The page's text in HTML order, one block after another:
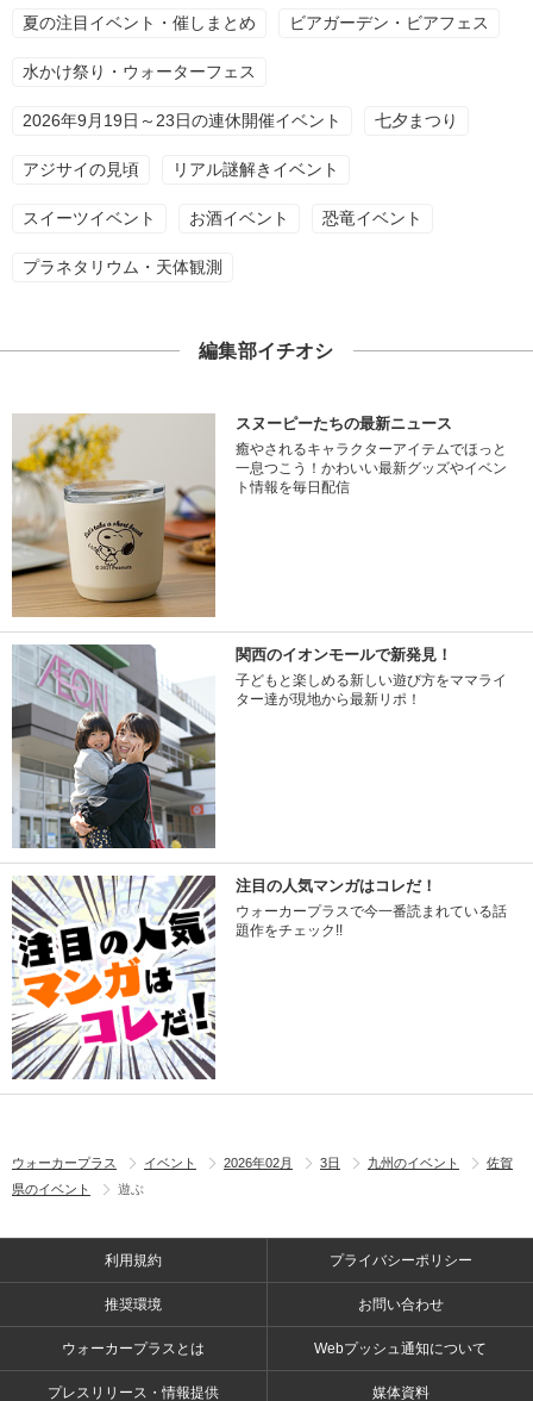
夏の注目イベント・催しまとめ ビアガーデン・ビアフェス
水かけ祭り・ウォーターフェス
2026年9月19日～23日の連休開催イベント 七夕まつり
アジサイの見頃 リアル謎解きイベント
スイーツイベント お酒イベント 恐竜イベント
プラネタリウム・天体観測
編集部イチオシ
スヌーピーたちの最新ニュース
癒やされるキャラクターアイテムでほっと
一息つこう！かわいい最新グッズやイベン
ト情報を毎日配信
関西のイオンモールで新発見！
子どもと楽しめる新しい遊び方をママライ
ター達が現地から最新リポ！
注目の人気マンガはコレだ！
ウォーカープラスで今一番読まれている話
題作をチェック!!
ウォーカープラス イベント 2026年02月 3日 九州のイベント
佐賀
県のイベント
遊ぶ
利用規約 プライバシーポリシー
推奨環境 お問い合わせ
ウォーカープラスとは Webプッシュ通知について
プレスリリース・情報提供 媒体資料